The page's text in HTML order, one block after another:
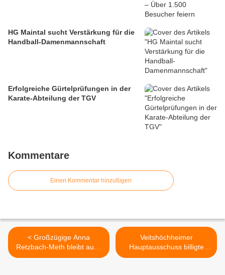
HG Maintal sucht Verstärkung für die
Handball-Damenmannschaft
Erfolgreiche Gürtelprüfungen in der
Karate-Abteilung der TGV
Kommentare
Einen Kommentar hinzufügen
< Großzügige Anna
Retzbach-Meth bleibt auch
nach ihrem Tod alljährlich in
Veitshöchheimer
Hauptausschuss billigte
Bauanfrage für Errichtung